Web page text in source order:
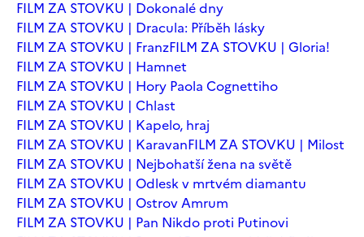
FILM ZA STOVKU | Dokonalé dny
FILM ZA STOVKU | Dracula: Příběh lásky
FILM ZA STOVKU | FranzFILM ZA STOVKU | Gloria!
FILM ZA STOVKU | Hamnet
FILM ZA STOVKU | Hory Paola Cognettiho
FILM ZA STOVKU | Chlast
FILM ZA STOVKU | Kapelo, hraj
FILM ZA STOVKU | KaravanFILM ZA STOVKU | Milost
FILM ZA STOVKU | Nejbohatší žena na světě
FILM ZA STOVKU | Odlesk v mrtvém diamantu
FILM ZA STOVKU | Ostrov Amrum
FILM ZA STOVKU | Pan Nikdo proti Putinovi